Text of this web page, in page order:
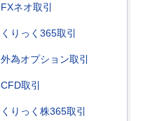
FXネオ取引
くりっく365取引
外為オプション取引
CFD取引
くりっく株365取引